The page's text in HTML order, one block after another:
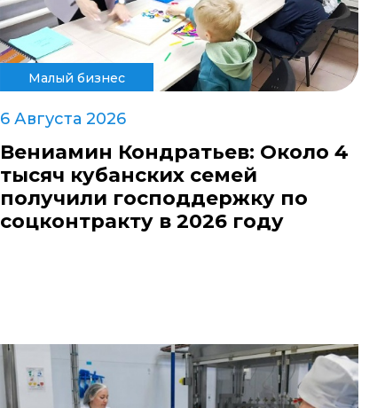
Малый бизнес
6 Августа 2026
Вениамин Кондратьев: Около 4
тысяч кубанских семей
получили господдержку по
соцконтракту в 2026 году